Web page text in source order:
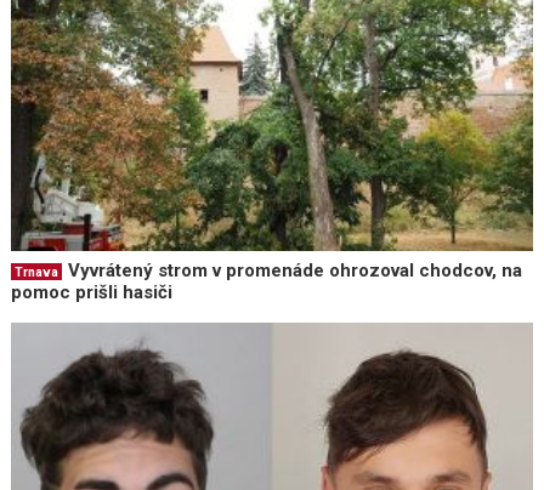
Trnava
Vyvrátený strom v promenáde ohrozoval chodcov, na
pomoc prišli hasiči